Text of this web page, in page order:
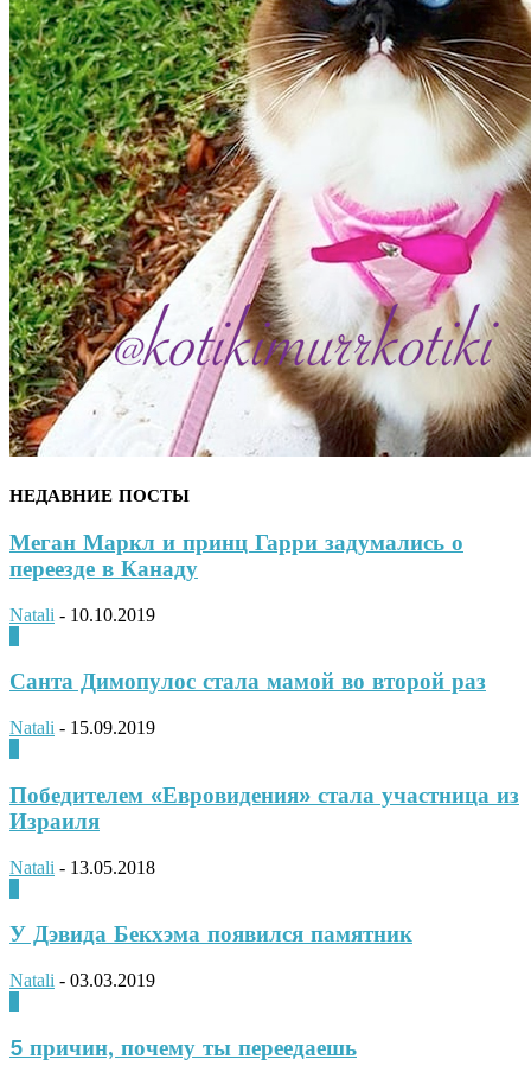
НЕДАВНИЕ ПОСТЫ
Меган Маркл и принц Гарри задумались о
переезде в Канаду
Natali - 10.10.2019
Санта Димопулос стала мамой во второй раз
Natali - 15.09.2019
Победителем «Евровидения» стала участница из
Израиля
Natali - 13.05.2018
У Дэвида Бекхэма появился памятник
Natali - 03.03.2019
5 причин, почему ты переедаешь